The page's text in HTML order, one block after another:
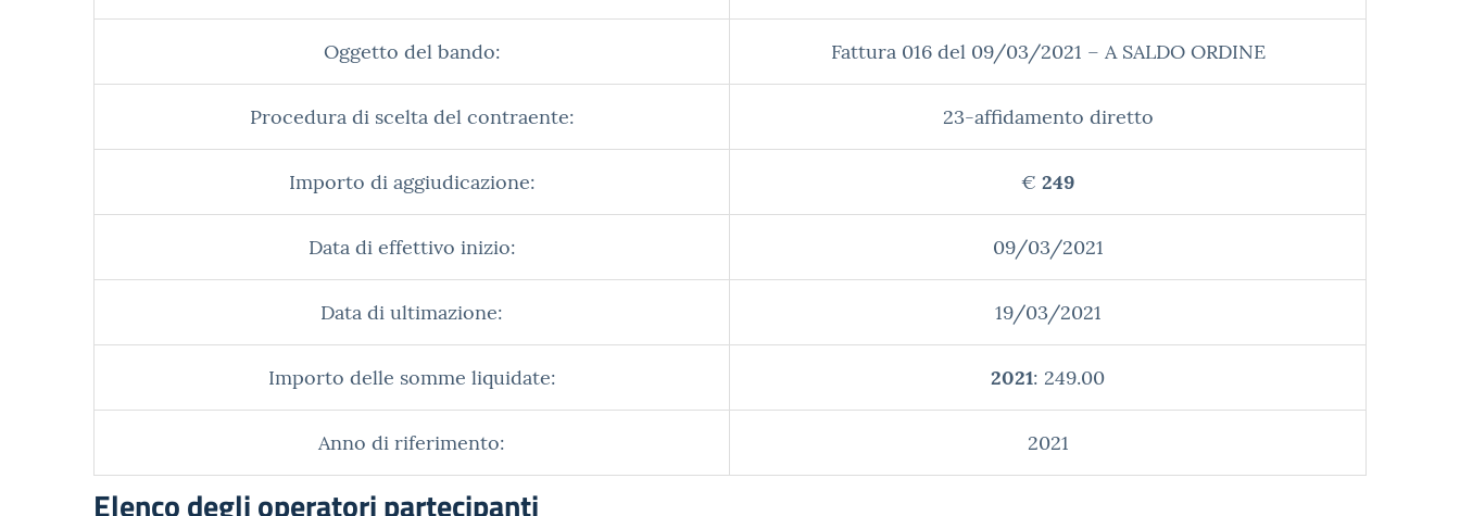
Oggetto del bando: Fattura 016 del 09/03/2021 – A SALDO ORDINE
Procedura di scelta del contraente: 23-affidamento diretto
Importo di aggiudicazione: € 249
Data di effettivo inizio: 09/03/2021
Data di ultimazione: 19/03/2021
Importo delle somme liquidate: 2021: 249.00
Anno di riferimento: 2021
Elenco degli operatori partecipanti